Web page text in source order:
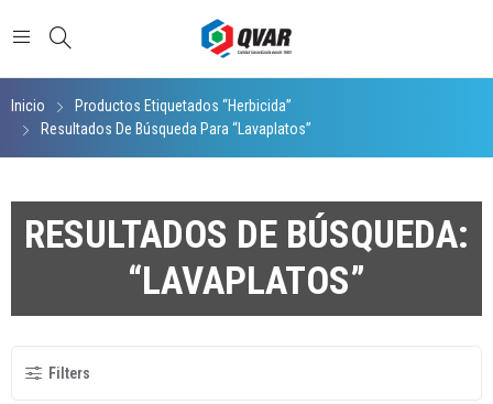
Inicio
Productos Etiquetados “herbicida”
Resultados De Búsqueda Para “Lavaplatos”
RESULTADOS DE BÚSQUEDA:
“LAVAPLATOS”
Filters